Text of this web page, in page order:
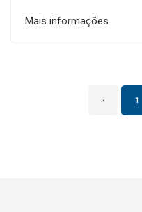
Mais informações
‹ 1